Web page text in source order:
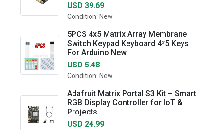
USD 39.69
Condition: New
5PCS 4x5 Matrix Array Membrane
Switch Keypad Keyboard 4*5 Keys
For Arduino New
USD 5.48
Condition: New
Adafruit Matrix Portal S3 Kit – Smart
RGB Display Controller for IoT &
Projects
USD 24.99